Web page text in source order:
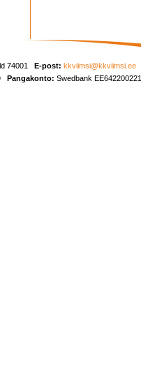
74001 E-post: kkviimsi@kkviimsi.ee
Pangakonto: Swedbank